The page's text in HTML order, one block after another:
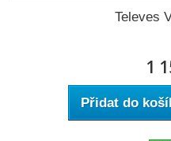
Televes
1
Přidat do